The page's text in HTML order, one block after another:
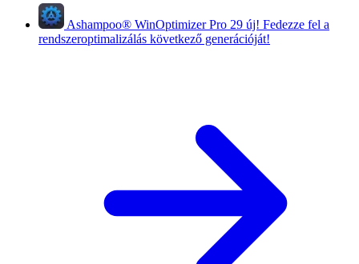
Ashampoo® WinOptimizer Pro 29 új! Fedezze fel a
rendszeroptimalizálás következő generációját!